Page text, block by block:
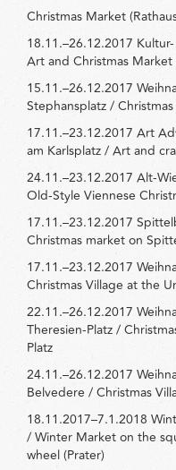
Christmas Market
18.11.–26.12.2017
Art and Christmas Market
15.11.–26.12.2017
Stephansplatz /
17.11.–23.12.2017 Art
am Karlsplatz / Art and
24.11.–23.12.2017 Alt-
Old-Style Viennese
17.11.–23.12.2017
Christmas market on
17.11.–23.12.2017
Christmas Village at the
22.11.–26.12.2017
Theresien-Platz /
Platz
24.11.–26.12.2017
Belvedere / Christmas
18.11.2017–7.1.2018
/ Winter Market on the
wheel (Prater)